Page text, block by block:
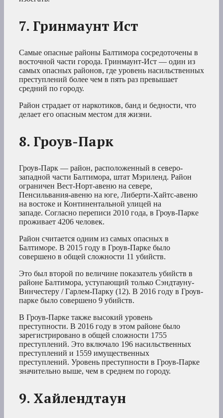
7. Гринмаунт Ист
Самые опасные районы Балтимора сосредоточены в
восточной части города. Гринмаунт-Ист — один из
самых опасных районов, где уровень насильственных
преступлений более чем в пять раз превышает
средний по городу.
Район страдает от наркотиков, банд и бедности, что
делает его опасным местом для жизни.
8. Гроув-Парк
Гроув-Парк — район, расположенный в северо-
западной части Балтимора, штат Мэриленд. Район
ограничен Вест-Норт-авеню на севере,
Пенсильвания-авеню на юге, Либерти-Хайтс-авеню
на востоке и Континентальной улицей на
западе. Согласно переписи 2010 года, в Гроув-Парке
проживает 4206 человек.
Район считается одним из самых опасных в
Балтиморе. В 2015 году в Гроув-Парке было
совершено в общей сложности 11 убийств.
Это был второй по величине показатель убийств в
районе Балтимора, уступающий только Сэндтауну-
Винчестеру / Гарлем-Парку (12). В 2016 году в Гроув-
парке было совершено 9 убийств.
В Гроув-Парке также высокий уровень
преступности. В 2016 году в этом районе было
зарегистрировано в общей сложности 1755
преступлений. Это включало 196 насильственных
преступлений и 1559 имущественных
преступлений. Уровень преступности в Гроув-Парке
значительно выше, чем в среднем по городу.
9. Хайлендтаун